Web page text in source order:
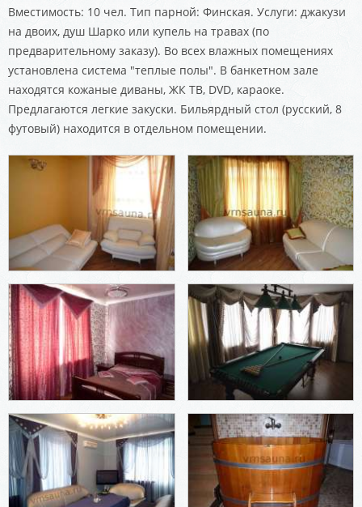
Вместимость: 10 чел. Тип парной: Финская. Услуги: джакузи
на двоих, душ Шарко или купель на травах (по
предварительному заказу). Во всех влажных помещениях
установлена система "теплые полы". В банкетном зале
находятся кожаные диваны, ЖК ТВ, DVD, караоке.
Предлагаются легкие закуски. Бильярдный стол (русский, 8
футовый) находится в отдельном помещении.